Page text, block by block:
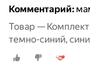
Комментарий:
Товар — Комплект
темно-синий,